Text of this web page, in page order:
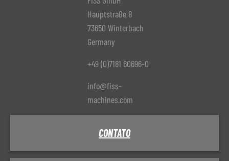
Hauptstraße 8
73650 Winterbach
Germany
+49 (0)7181 60696-0
info@fiss-
machines.com
CONTATO